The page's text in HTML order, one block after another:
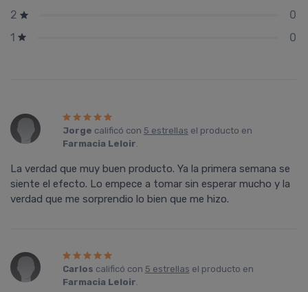
2
0
1
0
Jorge calificó con 5 estrellas el producto en
Farmacia Leloir.
La verdad que muy buen producto. Ya la primera semana se
siente el efecto. Lo empece a tomar sin esperar mucho y la
verdad que me sorprendio lo bien que me hizo.
Carlos calificó con 5 estrellas el producto en
Farmacia Leloir.